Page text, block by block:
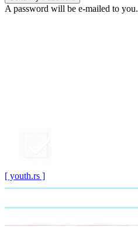
A password will be e-mailed to you.
[ youth.rs ]